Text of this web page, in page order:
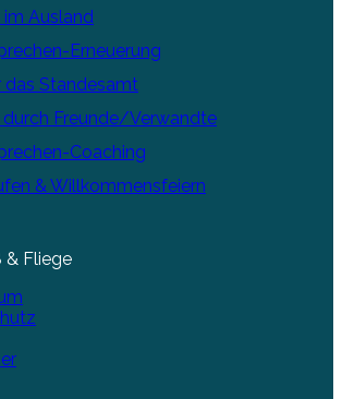
im Ausland
Erneuerung
das Standesamt
durch Freunde/Verwandte
Coaching
& Willkommensfeiern
Fliege